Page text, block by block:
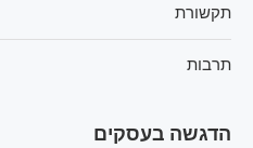
תקשורת
תרבות
הדגשה בעסקים